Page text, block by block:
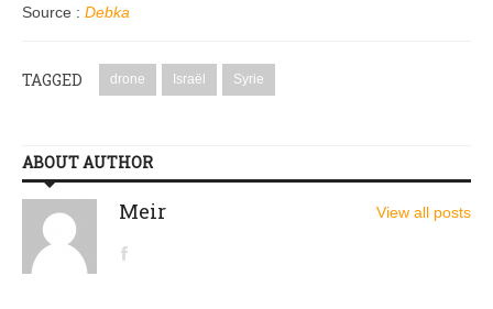
Source : Debka
TAGGED drone Israël Syrie
ABOUT AUTHOR
Meir View all posts